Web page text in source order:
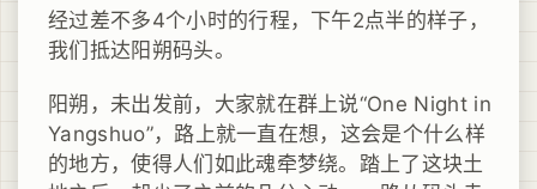
经过差不多4个小时的行程，下午2点半的样子，
我们抵达阳朔码头。
阳朔，未出发前，大家就在群上说“One Night in
Yangshuo”，路上就一直在想，这会是个什么样
的地方，使得人们如此魂牵梦绕。踏上了这块土